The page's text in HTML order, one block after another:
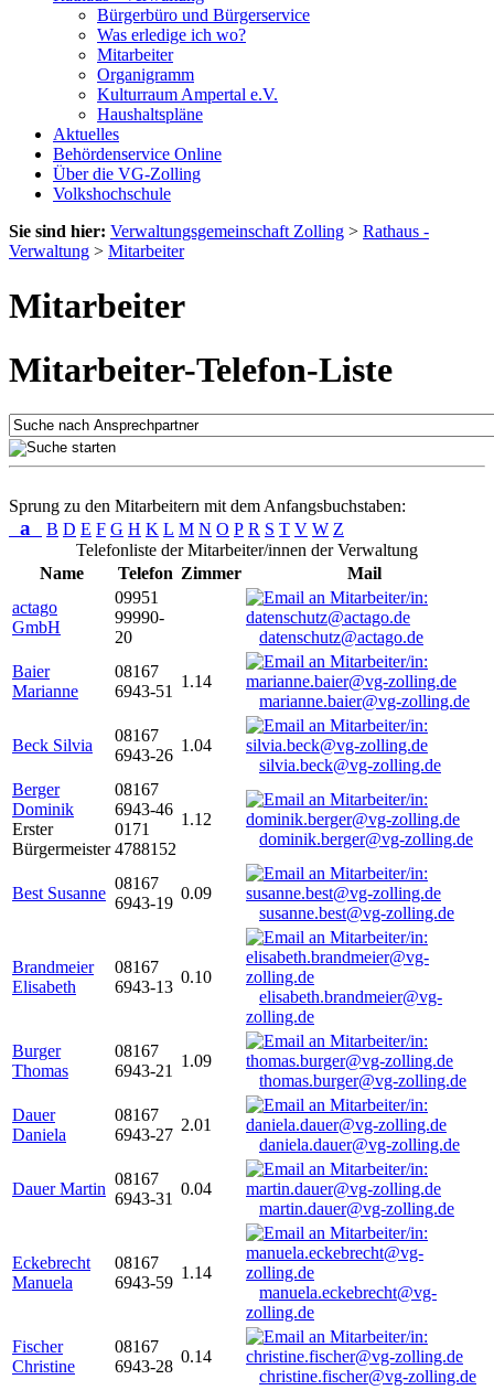
Bürgerbüro und Bürgerservice
Was erledige ich wo?
Mitarbeiter
Organigramm
Kulturraum Ampertal e.V.
Haushaltspläne
Aktuelles
Behördenservice Online
Über die VG-Zolling
Volkshochschule
Sie sind hier: Verwaltungsgemeinschaft Zolling > Rathaus -
Verwaltung > Mitarbeiter
Mitarbeiter
Mitarbeiter-Telefon-Liste
Sprung zu den Mitarbeitern mit dem Anfangsbuchstaben:
a B D E F G H K L M N O P R S T V W Z
Telefonliste der Mitarbeiter/innen der Verwaltung
Name
Telefon Zimmer
Mail
actago
GmbH
09951
99990-
20
datenschutz@actago.de
Baier
Marianne
08167
6943-51
1.14
marianne.baier@vg-zolling.de
Beck Silvia
08167
6943-26
1.04
silvia.beck@vg-zolling.de
Berger
Dominik
Erster
Bürgermeister
08167
6943-46
0171
4788152
1.12
dominik.berger@vg-zolling.de
Best Susanne
08167
6943-19
0.09
susanne.best@vg-zolling.de
Brandmeier
Elisabeth
08167
6943-13
0.10
elisabeth.brandmeier@vg-
zolling.de
Burger
Thomas
08167
6943-21
1.09
thomas.burger@vg-zolling.de
Dauer
Daniela
08167
6943-27
2.01
daniela.dauer@vg-zolling.de
Dauer Martin
08167
6943-31
0.04
martin.dauer@vg-zolling.de
Eckebrecht
Manuela
08167
6943-59
1.14
manuela.eckebrecht@vg-
zolling.de
Fischer
Christine
08167
6943-28
0.14
christine.fischer@vg-zolling.de